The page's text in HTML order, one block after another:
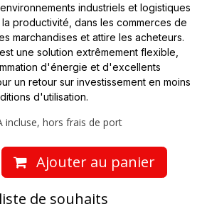
industriels et logistiques
productivité, dans les commerces de
marchandises et attire les acheteurs.
une solution extrêmement flexible,
d'énergie et d'excellents
un retour sur investissement en moins
d'utilisation.
incluse, hors frais de port
Ajouter au panier
de souhaits